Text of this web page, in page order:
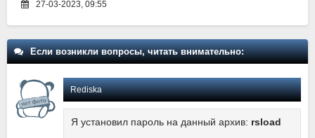
27-03-2023, 09:55
Если возникли вопросы, читать внимательно:
Rediska
Я установил пароль на данный архив: rsload